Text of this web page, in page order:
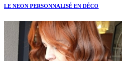
LE NEON PERSONNALISÉ EN DÉCO